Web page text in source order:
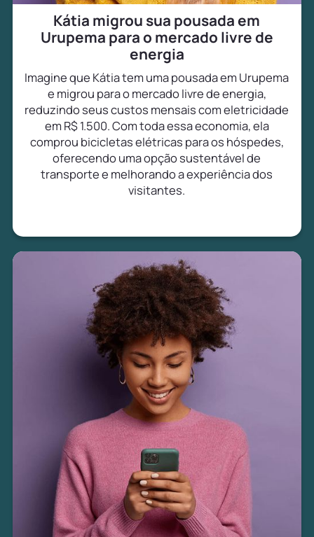
Kátia migrou sua pousada em
Urupema para o mercado livre de
energia
Imagine que Kátia tem uma pousada em Urupema
e migrou para o mercado livre de energia,
reduzindo seus custos mensais com eletricidade
em R$ 1.500. Com toda essa economia, ela
comprou bicicletas elétricas para os hóspedes,
oferecendo uma opção sustentável de
transporte e melhorando a experiência dos
visitantes.